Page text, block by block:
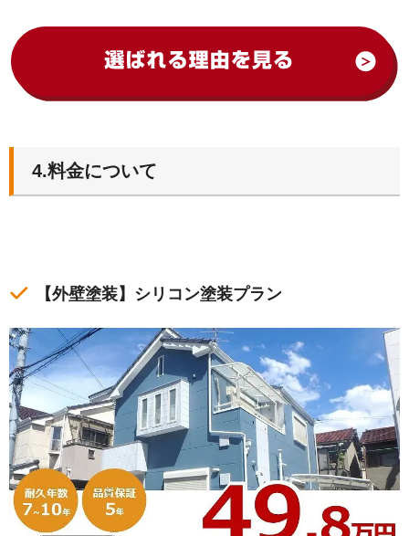
4.料金について
【外壁塗装】シリコン塗装プラン